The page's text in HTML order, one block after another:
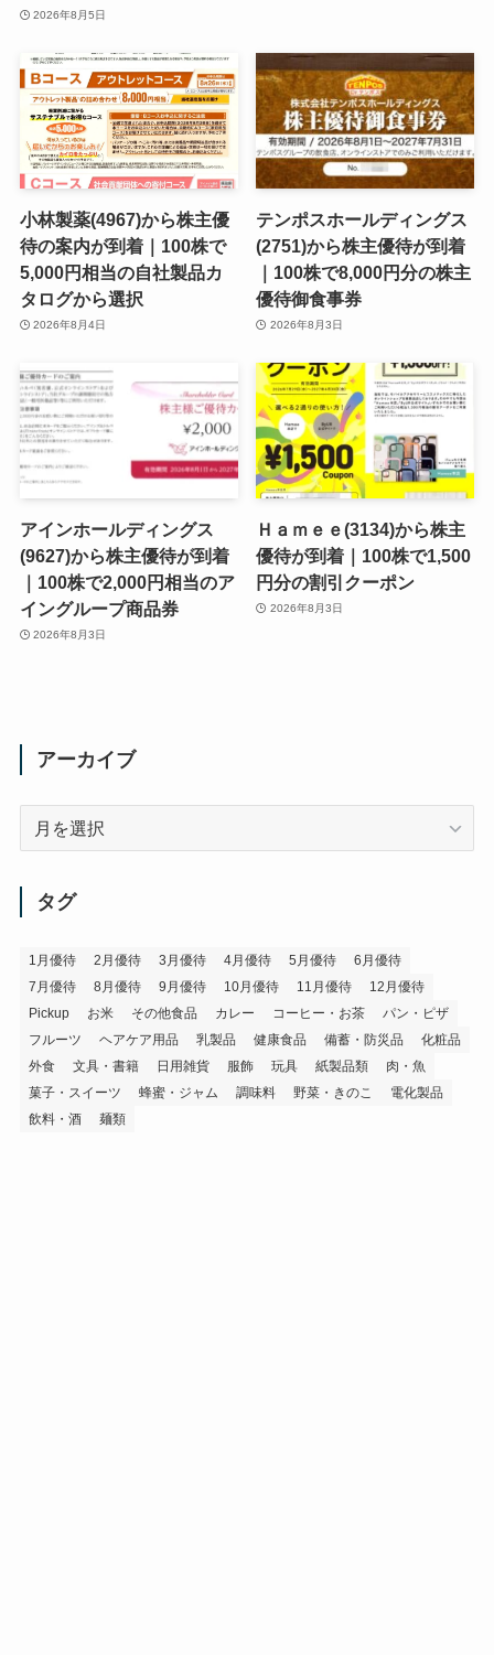
2026年8月5日
小林製薬(4967)から株主優
待の案内が到着｜100株で
5,000円相当の自社製品カ
タログから選択
2026年8月4日
テンポスホールディングス
(2751)から株主優待が到着
｜100株で8,000円分の株主
優待御食事券
2026年8月3日
アインホールディングス
(9627)から株主優待が到着
｜100株で2,000円相当のア
イングループ商品券
2026年8月3日
Ｈａｍｅｅ(3134)から株主
優待が到着｜100株で1,500
円分の割引クーポン
2026年8月3日
アーカイブ
タグ
1月優待 2月優待 3月優待 4月優待 5月優待
6月優待
7月優待
8月優待 9月優待 10月優待 11月優待
12月優待
Pickup
お米 その他食品 カレー コーヒー・お茶
パン・ピザ
フルーツ
ヘアケア用品 乳製品 健康食品 備蓄・防災品
化粧品
外食
文具・書籍 日用雑貨 服飾 玩具 紙製品類
肉・魚
菓子・スイーツ
蜂蜜・ジャム 調味料 野菜・きのこ
電化製品
飲料・酒
麺類